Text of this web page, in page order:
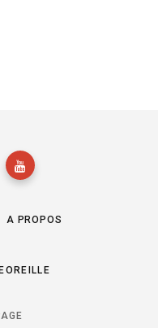
A PROPOS